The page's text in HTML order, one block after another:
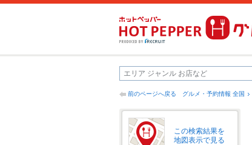
前のページへ戻る グルメ・予約情報 全国
この検索結果を
地図表示で見る